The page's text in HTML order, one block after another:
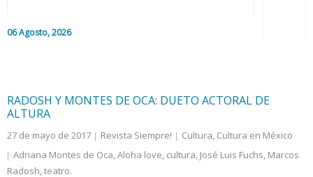
06 Agosto, 2026
Colaboradores
RADOSH Y MONTES DE OCA: DUETO ACTORAL DE
ALTURA
27 de mayo de 2017 Revista Siempre! Cultura, Cultura en México
Adriana Montes de Oca,Aloha love, cultura, José Luis Fuchs, Marcos
Radosh,teatro.